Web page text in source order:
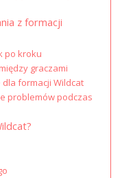
z formacji
po kroku
graczami
formacji Wildcat
problemów podczas